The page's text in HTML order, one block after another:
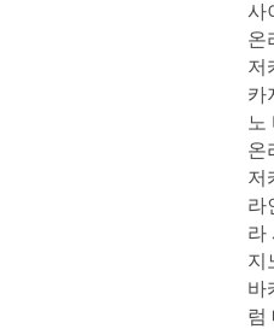
사
온
저
카
노
온
저
라
라
지
바
럼